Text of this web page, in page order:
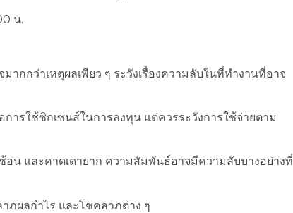
น.
กกว่าเหตุผลเพียว ๆ ระวังเรื่องความลับในที่ทำงานที่อาจ
รใช้ซิกเซนส์ในการลงทุน แต่ควรระวังการใช้จ่ายตาม
อน และคาดเดายาก ความสัมพันธ์อาจมีความลับบางอย่างที่
ภผลกำไร และโชคลาภต่าง ๆ